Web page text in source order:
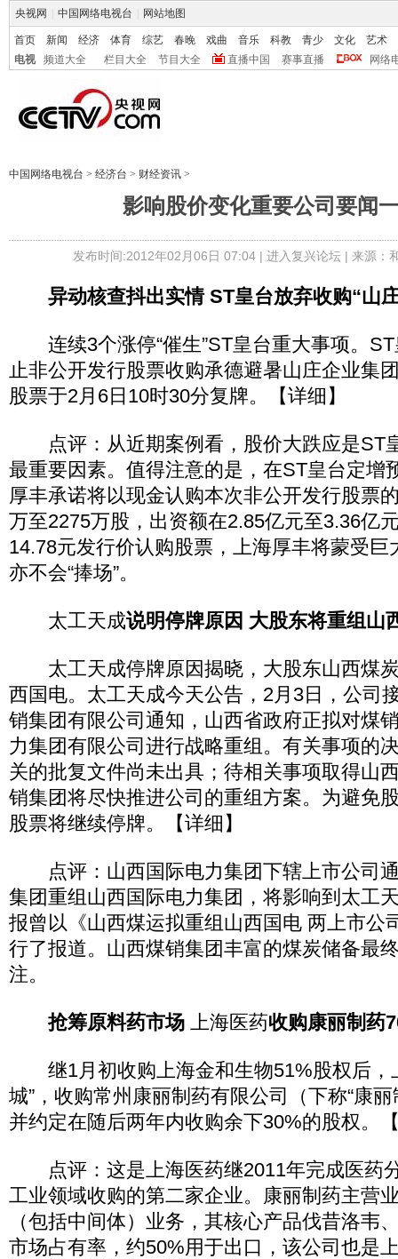
央视网 中国网络电视台 网站地图
首页 新闻 经济 体育 综艺 春晚 戏曲 音乐 科教 青少 文化
艺术
电视
频道大全 栏目大全 节目大全 直播中国 赛事直播 网络
中国网络电视台 > 经济台 > 财经资讯 >
影响股价变化重要公司要闻
发布时间:2012年02月06日 07:04 | 进入复兴论坛| 来源：
异动核查抖出实情 ST皇台放弃收购“山
连续3个涨停“催生”ST皇台重大事项。ST
止非公开发行股票收购承德避暑山庄企业集
股票于2月6日10时30分复牌。【详细】
点评：从近期案例看，股价大跌应是ST
最重要因素。值得注意的是，在ST皇台定增
厚丰承诺将以现金认购本次非公开发行股票
万至2275万股，出资额在2.85亿元至3.36亿
14.78元发行价认购股票，上海厚丰将蒙受巨
亦不会“捧场”。
太工天成说明停牌原因 大股东将重组山
太工天成停牌原因揭晓，大股东山西煤
西国电。太工天成今天公告，2月3日，公司
销集团有限公司通知，山西省政府正拟对煤
力集团有限公司进行战略重组。有关事项的
关的批复文件尚未出具；待相关事项取得山
销集团将尽快推进公司的重组方案。为避免
股票将继续停牌。【详细】
点评：山西国际电力集团下辖上市公司
集团重组山西国际电力集团，将影响到太工
报曾以《山西煤运拟重组山西国电 两上市公
行了报道。山西煤销集团丰富的煤炭储备最
注。
抢筹原料药市场 上海医药收购康丽制药
继1月初收购上海金和生物51%股权后，
城”，收购常州康丽制药有限公司（下称“康
并约定在随后两年内收购余下30%的股权。
点评：这是上海医药继2011年完成医药
工业领域收购的第二家企业。康丽制药主营
（包括中间体）业务，其核心产品伐昔洛韦
市场占有率，约50%用于出口，该公司也是